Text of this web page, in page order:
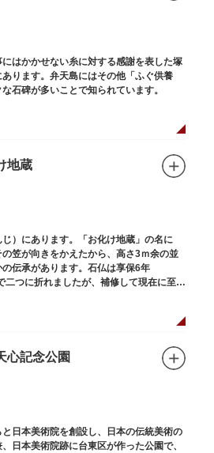
はかかせない糸に対する感謝を表した塚
ります。弁天島にはその他「ふぐ供養
石碑が多いことで知られています。
地蔵
）にあります。「お化け地蔵」の名に
笠が向きをかえたから、高さ3ｍ余の並
伝承があります。石仏は享保6年
二つに折れましたが、補修して現在に至っ
）に建てられました。
心記念公園
日本美術院を創設し、日本の伝統美術の
日本美術院跡に台東区が作った公園で、